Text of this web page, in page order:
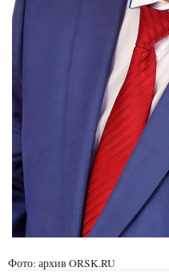
Фото: архив ORSK.RU